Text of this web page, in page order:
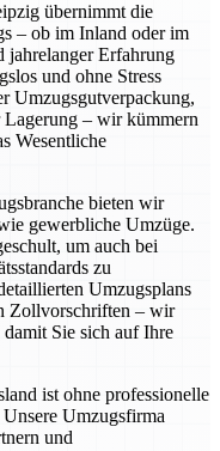
übernimmt die
– ob im Inland oder im
Erfahrung
und ohne Stress
Umzugsgutverpackung,
Lagerung – wir kümmern
Wesentliche
bieten wir
gewerbliche Umzüge.
um auch bei
zu
Umzugsplans
Zollvorschriften – wir
Sie sich auf Ihre
ist ohne professionelle
Umzugsfirma
und